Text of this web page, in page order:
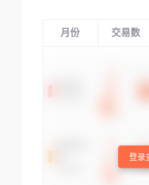
月份 交易数
登录